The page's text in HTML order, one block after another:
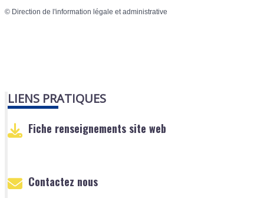
© Direction de l'information légale et administrative
LIENS PRATIQUES
Fiche renseignements site web
Contactez nous